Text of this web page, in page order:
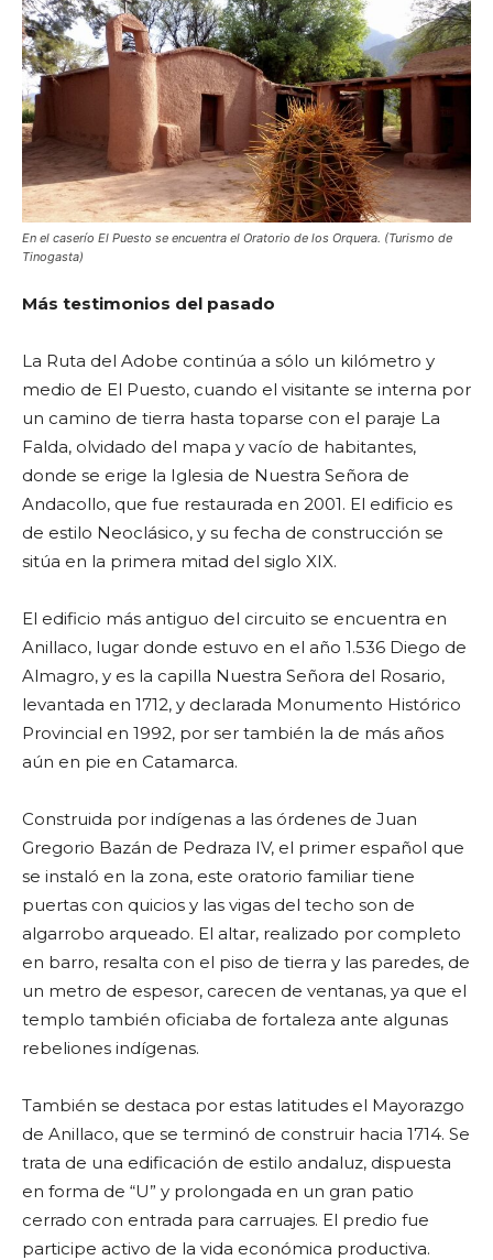
En el caserío El Puesto se encuentra el Oratorio de los Orquera. (Turismo de
Tinogasta)
Más testimonios del pasado
La Ruta del Adobe continúa a sólo un kilómetro y
medio de El Puesto, cuando el visitante se interna por
un camino de tierra hasta toparse con el paraje La
Falda, olvidado del mapa y vacío de habitantes,
donde se erige la Iglesia de Nuestra Señora de
Andacollo, que fue restaurada en 2001. El edificio es
de estilo Neoclásico, y su fecha de construcción se
sitúa en la primera mitad del siglo XIX.
El edificio más antiguo del circuito se encuentra en
Anillaco, lugar donde estuvo en el año 1.536 Diego de
Almagro, y es la capilla Nuestra Señora del Rosario,
levantada en 1712, y declarada Monumento Histórico
Provincial en 1992, por ser también la de más años
aún en pie en Catamarca.
Construida por indígenas a las órdenes de Juan
Gregorio Bazán de Pedraza IV, el primer español que
se instaló en la zona, este oratorio familiar tiene
puertas con quicios y las vigas del techo son de
algarrobo arqueado. El altar, realizado por completo
en barro, resalta con el piso de tierra y las paredes, de
un metro de espesor, carecen de ventanas, ya que el
templo también oficiaba de fortaleza ante algunas
rebeliones indígenas.
También se destaca por estas latitudes el Mayorazgo
de Anillaco, que se terminó de construir hacia 1714. Se
trata de una edificación de estilo andaluz, dispuesta
en forma de “U” y prolongada en un gran patio
cerrado con entrada para carruajes. El predio fue
participe activo de la vida económica productiva.